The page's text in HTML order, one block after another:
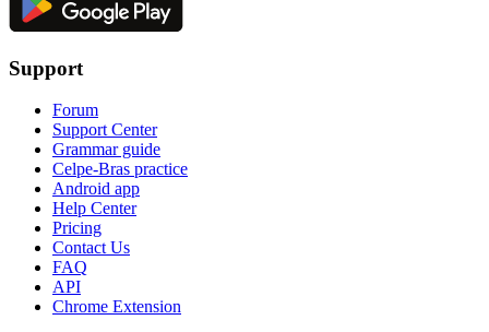
Support
Forum
Support Center
Grammar guide
Celpe-Bras practice
Android app
Help Center
Pricing
Contact Us
FAQ
API
Chrome Extension